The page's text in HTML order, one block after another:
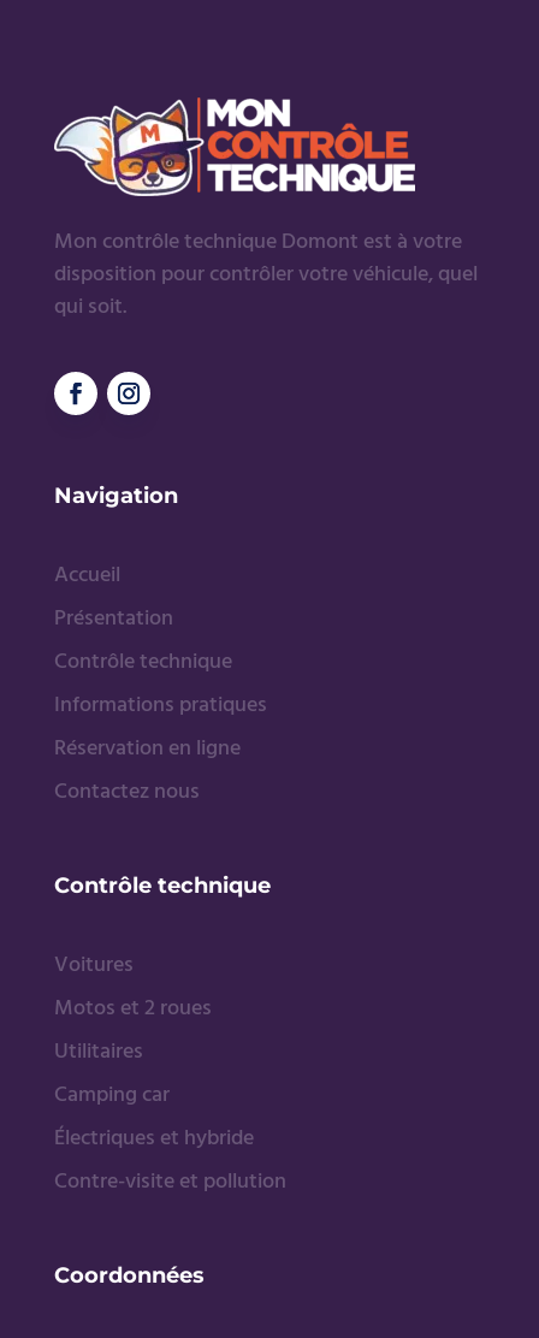
Mon contrôle technique Domont est à votre
disposition pour contrôler votre véhicule, quel
qui soit.
Navigation
Accueil
Présentation
Contrôle technique
Informations pratiques
Réservation en ligne
Contactez nous
Contrôle technique
Voitures
Motos et 2 roues
Utilitaires
Camping car
Électriques et hybride
Contre-visite et pollution
Coordonnées